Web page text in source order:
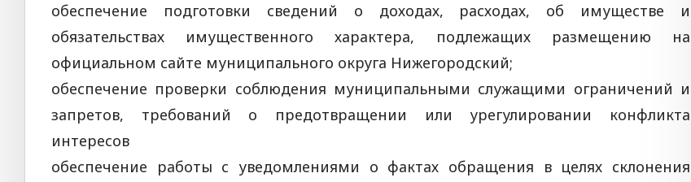
обеспечение подготовки сведений о доходах, расходах, об имуществе и
обязательствах имущественного характера, подлежащих размещению на
официальном сайте муниципального округа Нижегородский;
обеспечение проверки соблюдения муниципальными служащими ограничений и
запретов, требований о предотвращении или урегулировании конфликта
интересов
обеспечение работы с уведомлениями о фактах обращения в целях склонения